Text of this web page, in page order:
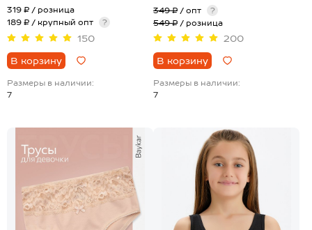
319 ₽ / розница
189 ₽ / крупный опт
?
150
В корзину
Размеры в наличии:
7
349 ₽ / опт
?
549 ₽ / розница
200
В корзину
Размеры в наличии:
7